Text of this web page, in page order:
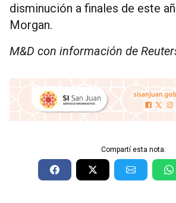
disminución a finales de este
Morgan.
M&D con información de
Compartí esta nota: